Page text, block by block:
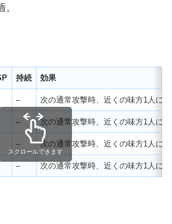
。
持続 効果
– 次の通常攻撃時、近くの味方1人に
– 次の通常攻撃時、近くの味方1人に
– 次の通常攻撃時、近くの味方1人に
– 次の通常攻撃時、近くの味方1人に
スクロールできます